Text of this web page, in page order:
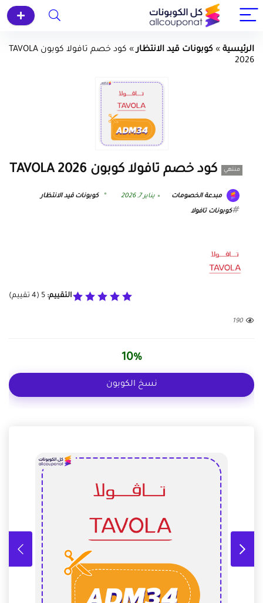
الرئيسية » كوبونات قيد الانتظار»
كود خصم تافولا كوبون TAVOLA
2026
منتهي كود خصم تافولا كوبون TAVOLA 2026
مبدعة الخصومات يناير 7, 2026 كوبونات قيد الانتظار
كوبونات تافولا
التقييم: 5
(
4 تقييم)
190
10%
نسخ الكوبون